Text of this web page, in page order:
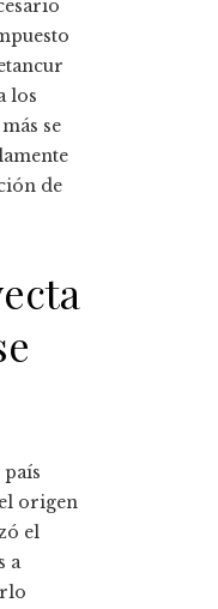
los
se
de
origen
el
a